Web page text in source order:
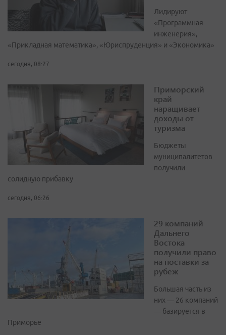
Лидируют
«Программная
инженерия»,
«Прикладная математика», «Юриспруденция» и «Экономика»
сегодня, 08:27
Приморский
край
наращивает
доходы от
туризма
Бюджеты
муниципалитетов
получили
солидную прибавку
сегодня, 06:26
29 компаний
Дальнего
Востока
получили право
на поставки за
рубеж
Большая часть из
них — 26 компаний
— базируется в
Приморье